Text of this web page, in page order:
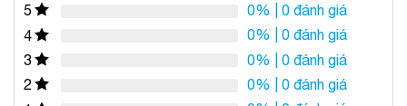
5 0% | 0 đánh giá
4
0% | 0 đánh giá
3
0% | 0 đánh giá
2
0% | 0 đánh giá